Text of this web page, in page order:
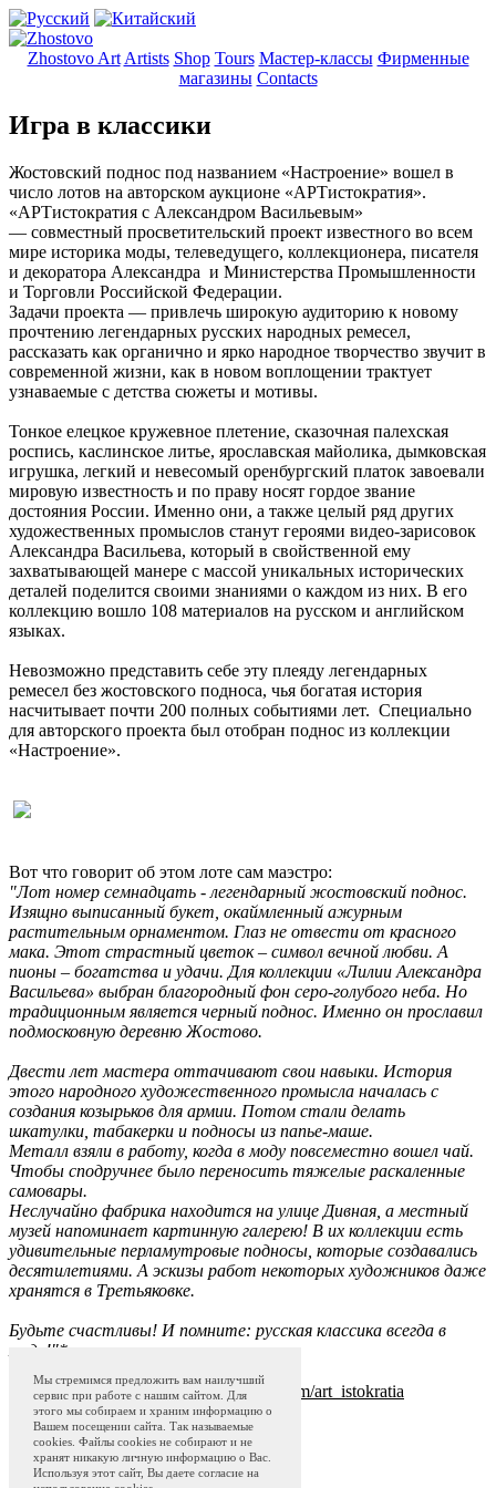
Zhostovo Art Artists Shop Tours Мастер-классы Фирменные
магазины Contacts
Игра в классики
Жостовский поднос под названием «Настроение» вошел в
число лотов на авторском аукционе «АРТистократия».
«АРТистократия с Александром Васильевым»
— совместный просветительский проект известного во всем
мире историка моды, телеведущего, коллекционера, писателя
и декоратора Александра и Министерства Промышленности
и Торговли Российской Федерации.
Задачи проекта — привлечь широкую аудиторию к новому
прочтению легендарных русских народных ремесел,
рассказать как органично и ярко народное творчество звучит в
современной жизни, как в новом воплощении трактует
узнаваемые с детства сюжеты и мотивы.
Тонкое елецкое кружевное плетение, сказочная палехская
роспись, каслинское литье, ярославская майолика, дымковская
игрушка, легкий и невесомый оренбургский платок завоевали
мировую известность и по праву носят гордое звание
достояния России. Именно они, а также целый ряд других
художественных промыслов станут героями видео-зарисовок
Александра Васильева, который в свойственной ему
захватывающей манере с массой уникальных исторических
деталей поделится своими знаниями о каждом из них. В его
коллекцию вошло 108 материалов на русском и английском
языках.
Невозможно представить себе эту плеяду легендарных
ремесел без жостовского подноса, чья богатая история
насчитывает почти 200 полных событиями лет. Специально
для авторского проекта был отобран поднос из коллекции
«Настроение».
Вот что говорит об этом лоте сам маэстро:
"Лот номер семнадцать - легендарный жостовский поднос.
Изящно выписанный букет, окаймленный ажурным
растительным орнаментом. Глаз не отвести от красного
мака. Этот страстный цветок – символ вечной любви. А
пионы – богатства и удачи. Для коллекции «Лилии Александра
Васильева» выбран благородный фон серо-голубого неба. Но
традиционным является черный поднос. Именно он прославил
подмосковную деревню Жостово.
Двести лет мастера оттачивают свои навыки. История
этого народного художественного промысла началась с
создания козырьков для армии. Потом стали делать
шкатулки, табакерки и подносы из папье-маше.
Металл взяли в работу, когда в моду повсеместно вошел чай.
Чтобы сподручнее было переносить тяжелые раскаленные
самовары.
Неслучайно фабрика находится на улице Дивная, а местный
музей напоминает картинную галерею! В их коллекции есть
удивительные перламутровые подносы, которые создавались
десятилетиями. А эскизы работ некоторых художников даже
хранятся в Третьяковке.
Будьте счастливы! И помните: русская классика всегда в
моде!"*
Источник:https://liliesderussie.com/art_ istokratia
Zhostovo Art Shop Museum Блог
Программа привилегий с 01.04.2024
Мы стремимся предложить вам наилучший
сервис при работе с нашим сайтом. Для
этого мы собираем и храним информацию о
Вашем посещении сайта. Так называемые
cookies. Файлы cookies не собирают и не
хранят никакую личную информацию о Вас.
Используя этот сайт, Вы даете согласие на